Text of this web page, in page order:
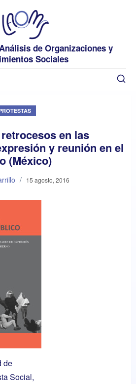
de Organizaciones y
Sociales
en las
y reunión en el
(México)
/ 15 agosto, 2016
de
Social,